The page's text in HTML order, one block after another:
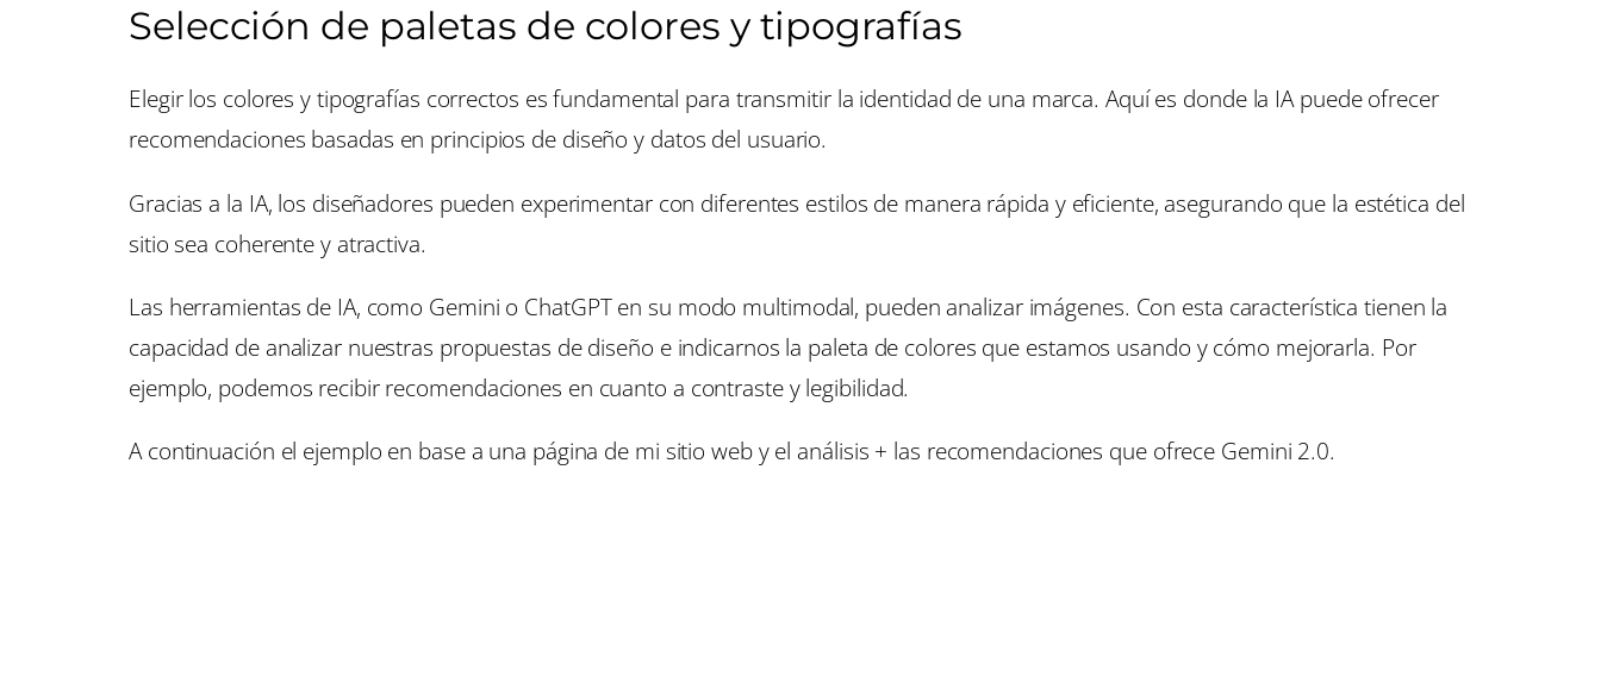
Selección de paletas de colores y tipografías
Elegir los colores y tipografías correctos es fundamental para transmitir la identidad de una marca. Aquí es donde la IA puede ofrecer
recomendaciones basadas en principios de diseño y datos del usuario.
Gracias a la IA, los diseñadores pueden experimentar con diferentes estilos de manera rápida y eficiente, asegurando que la estética del
sitio sea coherente y atractiva.
Las herramientas de IA, como Gemini o ChatGPT en su modo multimodal, pueden analizar imágenes. Con esta característica tienen la
capacidad de analizar nuestras propuestas de diseño e indicarnos la paleta de colores que estamos usando y cómo mejorarla. Por
ejemplo, podemos recibir recomendaciones en cuanto a contraste y legibilidad.
A continuación el ejemplo en base a una página de mi sitio web y el análisis + las recomendaciones que ofrece Gemini 2.0.